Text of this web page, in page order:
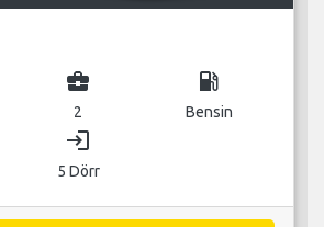
business_center
2
local_gas_station
Bensin
login
5 Dörr